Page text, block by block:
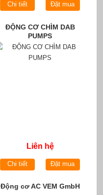
Chi tiết Đặt mua
ĐỘNG CƠ CHÌM DAB
PUMPS
Liên hệ
Chi tiết Đặt mua
Động cơ AC VEM GmbH